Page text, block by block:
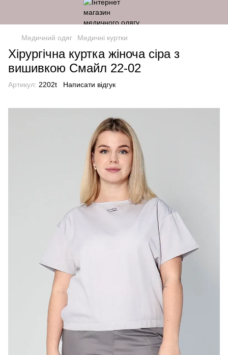
Медичний одяг Медичні куртки
Хірургічна куртка жіноча сіра з
вишивкою Смайл 22-02
Артикул: 2202t Написати відгук